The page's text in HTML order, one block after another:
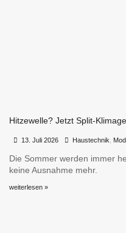
Hitzewelle? Jetzt Split-
13. Juli 2026 Haustechnik
Die Sommer werden immer
keine Ausnahme mehr.
weiterlesen »